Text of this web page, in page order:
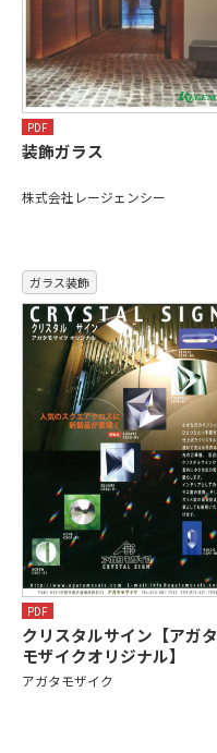
PDF
装飾ガラス
株式会社レージェンシー
ガラス装飾
PDF
クリスタルサイン【アガタ
モザイクオリジナル】
アガタモザイク